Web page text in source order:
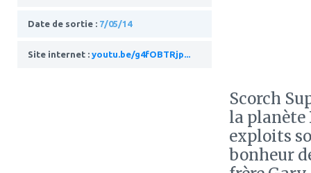
Date de sortie : 7/05/14
Site internet : youtu.be/g4fOBTRjp...
Scorch
la planète
exploits
bonheur